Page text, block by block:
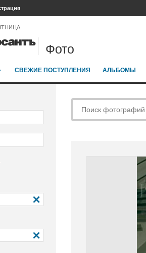
Фото
СВЕЖИЕ ПОСТУПЛЕНИЯ АЛЬБОМЫ